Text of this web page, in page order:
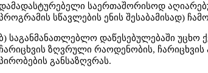
საერთაშორისოდ
სწავლების ენის შესაბამისად)
საგანმანათლებლო დაწესებულებაში უცხო
ჩარიცხვის ზღვრული რაოდენობის,
განსაზღვრას.